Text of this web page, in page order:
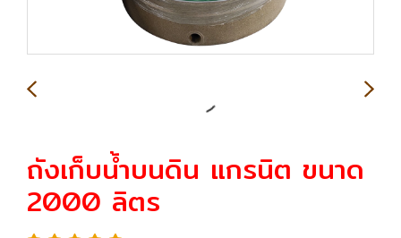
ถังเก็บน้ำบนดิน แกรนิต ขนาด
2000 ลิตร